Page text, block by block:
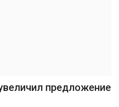
предложение